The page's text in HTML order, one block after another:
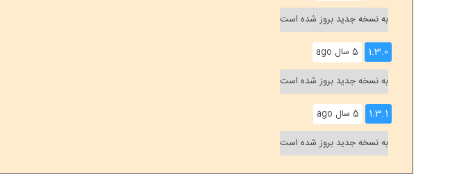
به نسخه جدید بروز شده است
1.3.0 5 سال ago
به نسخه جدید بروز شده است
1.3.1 5 سال ago
به نسخه جدید بروز شده است